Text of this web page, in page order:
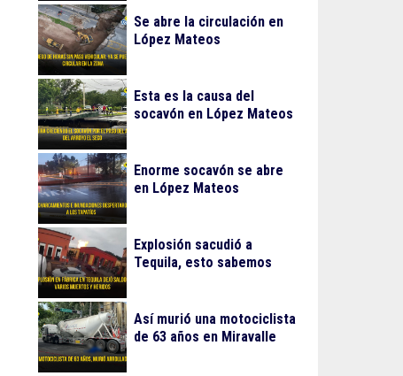
Se abre la circulación en
López Mateos
Esta es la causa del
socavón en López Mateos
Enorme socavón se abre
en López Mateos
Explosión sacudió a
Tequila, esto sabemos
Así murió una motociclista
de 63 años en Miravalle